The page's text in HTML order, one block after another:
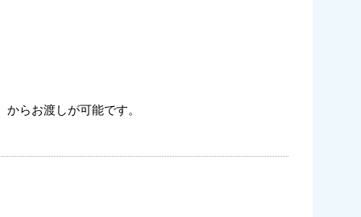
らお渡しが可能です。